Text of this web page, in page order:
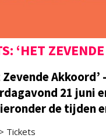
‘HET
21 juni
de tijden
Tickets